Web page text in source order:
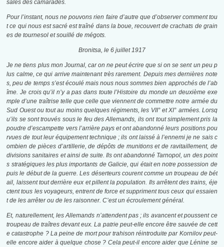
sales des camarades.
Pour l’instant, nous ne pouvons rien faire d’autre que d’observer comment tou
t ce qui nous est sacré est traîné dans la boue, recouvert de crachats de grain
es de tournesol et souillé de mégots.
Bronitsa, le 6 juillet 1917
Je ne tiens plus mon Journal, car on ne peut écrire que si on se sent un peu p
lus calme, ce qui arrive maintenant très rarement. Depuis mes dernières note
s, peu de temps s’est écoulé mais nous nous sommes bien approchés de l’ab
îme. Je crois qu’il n’y a pas dans toute l’Histoire du monde un deuxième exe
mple d’une traîtrise telle que celle que viennent de commettre notre armée du
Sud Ouest ou tout au moins quelques régiments, les VII° etXI° armées. Lorsq
u’ils se sont trouvés sous le feu des Allemands, ils ont tout simplement pris la
poudre d’escampette vers l’arrière pays et ont abandonné leurs positions pou
rvues de tout leur équipement technique ; ils ont laissé à l’ennemi je ne sais c
ombien de pièces d’artillerie, de dépôts de munitions et de ravitaillement, de
divisions sanitaires et ainsi de suite. Ils ont abandonné Tarnopol, un des point
s stratégiques les plus importants de Galicie, qui était en notre possession de
puis le début de la guerre. Les déserteurs courent comme un troupeau de bét
ail, laissent tout derrière eux et pillent la population. Ils arrêtent des trains, éje
ctent tous les voyageurs, entrent de force et suppriment tous ceux qui essaien
t de les arrêter ou de les raisonner. C’est un écroulement général.
Et, naturellement, les Allemands n’attendent pas ; ils avancent et poussent ce
troupeau de traîtres devant eux. La patrie peut-elle encore être sauvée de cett
e catastrophe ? La peine de mort pour trahison réintroduite par Kornilov peut-
elle encore aider à quelque chose ? Cela peut-il encore aider que Lénine se